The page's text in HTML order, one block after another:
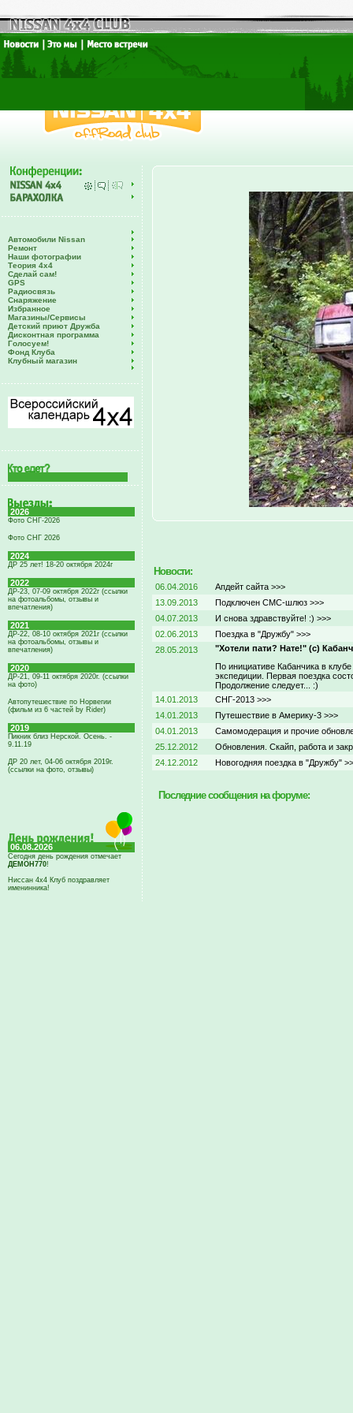
Автомобили Nissan
Ремонт
Наши фотографии
Теория 4х4
Сделай сам!
GPS
Радиосвязь
Снаряжение
Избранное
Магазины/Сервисы
Детский приют Дружба
Дисконтная программа
Голосуем!
Фонд Клуба
Клубный магазин
2026
Фото СНГ-2026
Фото СНГ 2026
2024
ДР 25 лет! 18-20 октября 2024г
2022
ДР-23, 07-09 октября 2022г (ссылки
на фотоальбомы, отзывы и
впечатления)
2021
ДР-22, 08-10 октября 2021г (ссылки
на фотоальбомы, отзывы и
впечатления)
2020
ДР-21, 09-11 октября 2020г. (ссылки
на фото)
Автопутешествие по Норвегии
(фильм из 6 частей by Rider)
2019
Пикник близ Нерской. Осень. -
9.11.19
ДР 20 лет, 04-06 октября 2019г.
(ссылки на фото, отзывы)
06.08.2026
Сегодня день рождения отмечает
ДЕМОН770!
Ниссан 4х4 Клуб поздравляет
именинника!
Новости:
06.04.2016
Апдейт сайта >>>
13.09.2013
Подключен СМС-шлюз >>>
04.07.2013
И снова здравствуйте! :) >>>
02.06.2013
Поездка в "Дружбу" >>>
28.05.2013
"Хотели пати? Нате!" (с)
По инициативе Кабанчика в
экспедиции. Первая поездка
Продолжение следует... :)
14.01.2013
СНГ-2013 >>>
14.01.2013
Путешествие в Америку-3 >>>
04.01.2013
Самомодерация и прочие
25.12.2012
Обновления. Скайп, работа и
24.12.2012
Новогодняя поездка в "Дружбу"
Последние сообщения на форуме: